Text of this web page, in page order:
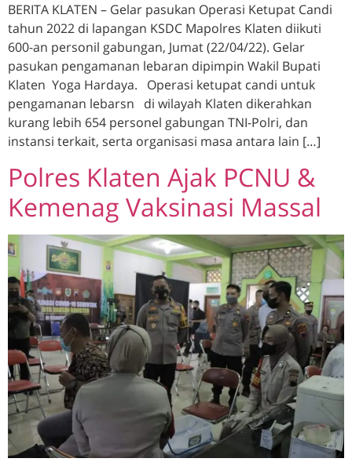
BERITA KLATEN – Gelar pasukan Operasi Ketupat Candi
tahun 2022 di lapangan KSDC Mapolres Klaten diikuti
600-an personil gabungan, Jumat (22/04/22). Gelar
pasukan pengamanan lebaran dipimpin Wakil Bupati
Klaten Yoga Hardaya. Operasi ketupat candi untuk
pengamanan lebarsn di wilayah Klaten dikerahkan
kurang lebih 654 personel gabungan TNI-Polri, dan
instansi terkait, serta organisasi masa antara lain […]
Polres Klaten Ajak PCNU &
Kemenag Vaksinasi Massal